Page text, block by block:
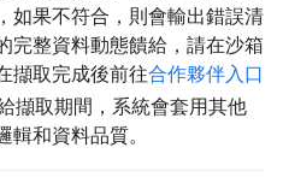
如果不符合，則會輸出錯誤清
完整資料動態饋給，請在沙箱
擷取完成後前往合作夥伴入口
擷取期間，系統會套用其他
和資料品質。